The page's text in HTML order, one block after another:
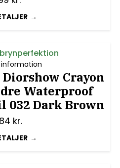
Crayon
Waterproof
032 Dark Brown
kr.
information